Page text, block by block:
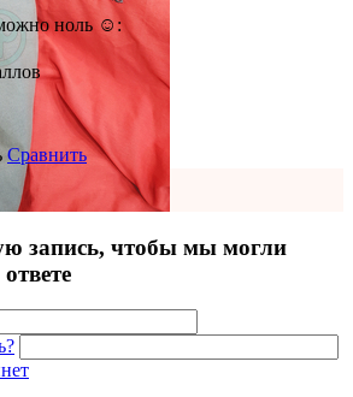
ноль ☺:
Сравнить
запись, чтобы мы могли